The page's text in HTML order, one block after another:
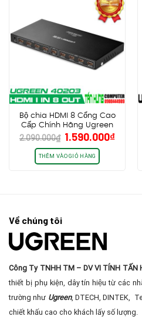
Bộ chia HDMI 8 Cổng Cao
Cấp Chính Hãng Ugreen
40203
2.090.000₫ Giá
gốc
là:
2.090.000₫.
1.590.000₫Giá
THÊM VÀO GIỎ HÀNG
Về chúng tôi
Công Ty TNHH TM – DV VI TÍNH TẤN
thiết bị phụ kiện, dây tín hiệu từ các
trường như Ugreen, DTECH, DINTEK,
chiết khấu cao cho khách lấy số lượng.